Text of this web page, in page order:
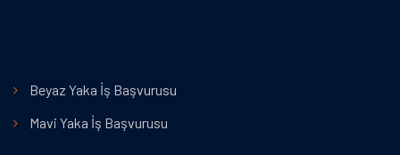
Beyaz Yaka İş Başvurusu
Mavi Yaka İş Başvurusu